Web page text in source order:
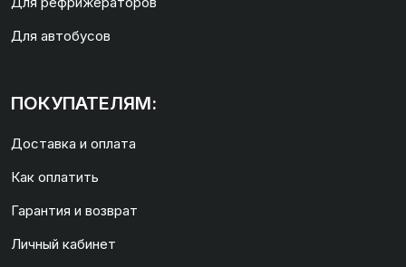
Для автобусов
ПОКУПАТЕЛЯМ:
Доставка и оплата
Как оплатить
Гарантия и возврат
Личный кабинет